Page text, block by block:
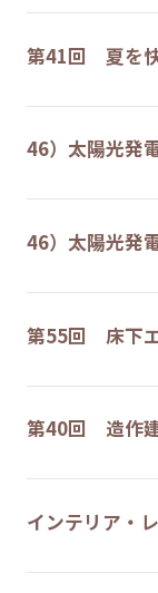
第41回 夏を
46）太陽光発
46）太陽光発
第55回 床下
第40回 造作
インテリア・